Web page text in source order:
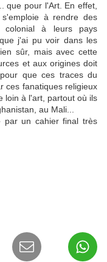
que pour l'Art. En effet,
à rendre des
colonial à leurs pays
j'ai pu voir dans les
sûr, mais avec cette
et aux origines doit
que ces traces du
ces fanatiques religieux
loin à l'art, partout où ils
au Mali...
par un cahier final très